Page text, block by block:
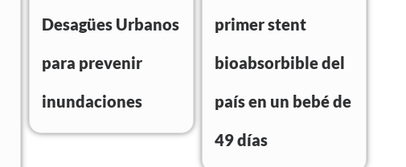
Desagües Urbanos
para prevenir
inundaciones
primer stent
bioabsorbible del
país en un bebé de
49 días